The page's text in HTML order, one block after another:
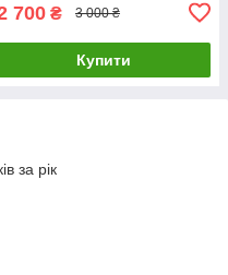
700 ₴ 3 000 ₴
Купити
за рік